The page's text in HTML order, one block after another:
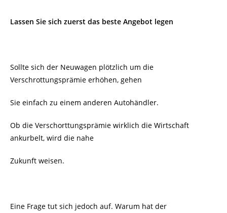
Lassen Sie sich zuerst das beste Angebot legen
Sollte sich der Neuwagen plötzlich um die
Verschrottungsprämie erhöhen, gehen
Sie einfach zu einem anderen Autohändler.
Ob die Verschorttungsprämie wirklich die Wirtschaft
ankurbelt, wird die nahe
Zukunft weisen.
Eine Frage tut sich jedoch auf. Warum hat der